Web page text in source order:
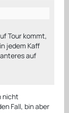
Tour kommt,
jedem Kaff
auf
nicht
Fall, bin aber